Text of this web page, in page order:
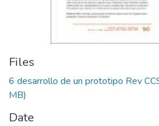
Files
6 desarrollo de un prototipo Rev
MB)
Date